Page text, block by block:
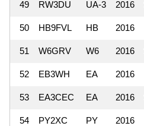
49 RW3DU UA-3 2016
50 HB9FVL HB 2016
51 W6GRV W6 2016
52 EB3WH EA 2016
53 EA3CEC EA 2016
54 PY2XC PY 2016